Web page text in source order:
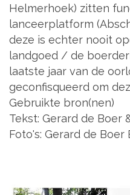
Helmerhoek) zitten
lanceerplatform
deze is echter nooit
landgoed / de
laatste jaar van de
geconfisqueerd om
Gebruikte bron(nen)
Tekst: Gerard de Boer
Foto's: Gerard de Boer